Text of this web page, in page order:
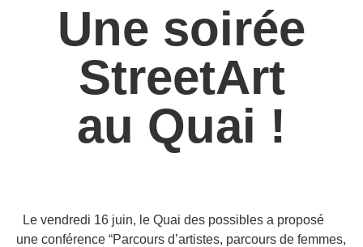
Une soirée
StreetArt
au Quai !
Le vendredi 16 juin, le Quai des possibles a proposé
une conférence “Parcours d’artistes, parcours de femmes,